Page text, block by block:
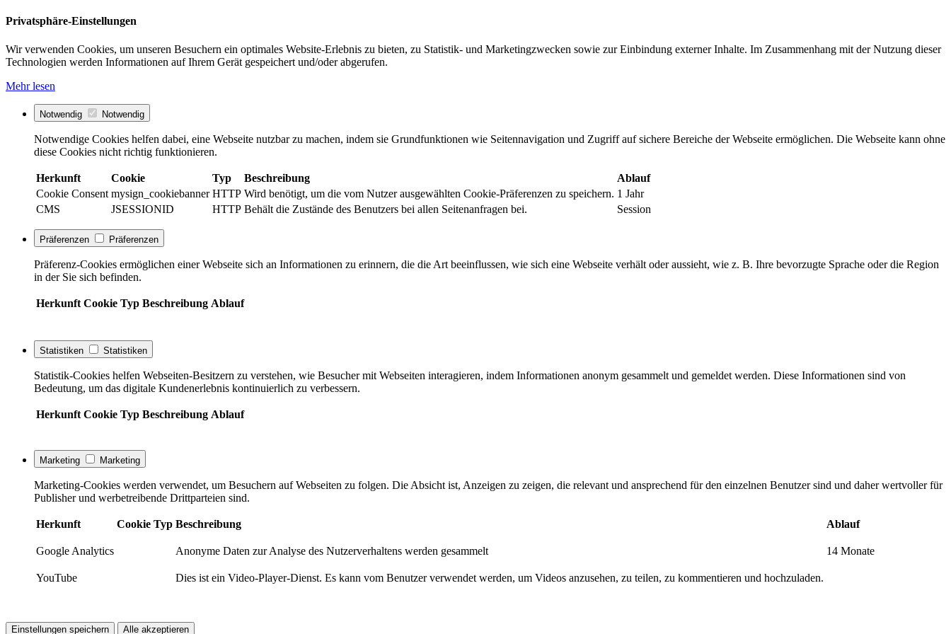
Privatsphäre-Einstellungen
Wir verwenden Cookies, um unseren Besuchern ein optimales Website-Erlebnis zu bieten, zu Statistik- und Marketingzwecken sowie zur Einbindung externer Inhalte. Im Zusammenhang mit der Nutzung dieser
Technologien werden Informationen auf Ihrem Gerät gespeichert und/oder abgerufen.
Mehr lesen
Notwendig Notwendig
Notwendige Cookies helfen dabei, eine Webseite nutzbar zu machen, indem sie Grundfunktionen wie Seitennavigation und Zugriff auf sichere Bereiche der Webseite ermöglichen. Die Webseite kann ohne
diese Cookies nicht richtig funktionieren.
Herkunft Cookie Typ Beschreibung
Ablauf
Cookie Consent mysign_cookiebanner HTTP Wird benötigt, um die vom Nutzer ausgewählten Cookie-Präferenzen zu speichern. 1 Jahr
CMS
JSESSIONID HTTP Behält die Zustände des Benutzers bei allen Seitenanfragen bei. Session
Präferenzen Präferenzen
Präferenz-Cookies ermöglichen einer Webseite sich an Informationen zu erinnern, die die Art beeinflussen, wie sich eine Webseite verhält oder aussieht, wie z. B. Ihre bevorzugte Sprache oder die Region
in der Sie sich befinden.
Herkunft Cookie Typ Beschreibung Ablauf
Statistiken Statistiken
Statistik-Cookies helfen Webseiten-Besitzern zu verstehen, wie Besucher mit Webseiten interagieren, indem Informationen anonym gesammelt und gemeldet werden. Diese Informationen sind von
Bedeutung, um das digitale Kundenerlebnis kontinuierlich zu verbessern.
Herkunft Cookie Typ Beschreibung Ablauf
Marketing Marketing
Marketing-Cookies werden verwendet, um Besuchern auf Webseiten zu folgen. Die Absicht ist, Anzeigen zu zeigen, die relevant und ansprechend für den einzelnen Benutzer sind und daher wertvoller für
Publisher und werbetreibende Drittparteien sind.
Herkunft Cookie Typ Beschreibung Ablauf
Google Analytics Anonyme Daten zur Analyse des Nutzerverhaltens werden gesammelt 14 Monate
YouTube Dies ist ein Video-Player-Dienst. Es kann vom Benutzer verwendet werden, um Videos anzusehen, zu teilen, zu kommentieren und hochzuladen.
Einstellungen speichern Alle akzeptieren